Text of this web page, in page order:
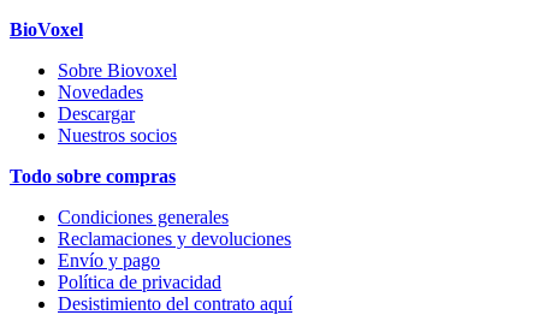
BioVoxel
Sobre Biovoxel
Novedades
Descargar
Nuestros socios
Todo sobre compras
Condiciones generales
Reclamaciones y devoluciones
Envío y pago
Política de privacidad
Desistimiento del contrato aquí